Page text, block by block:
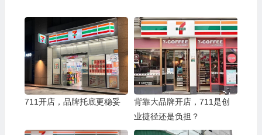
711开店，品牌托底更稳妥
背靠大品牌开店，711是创
业捷径还是负担？